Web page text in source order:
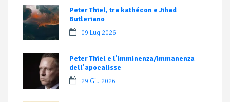
Peter Thiel, tra kathécon e Jihad
Butleriano
09 Lug 2026
Peter Thiel e l’imminenza/immanenza
dell’apocalisse
29 Giu 2026